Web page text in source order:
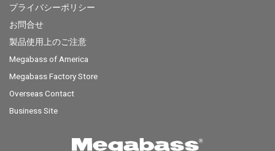
プライバシーポリシー
お問合せ
製品使用上のご注意
Megabass of America
Megabass Factory Store
Overseas Contact
Business Site